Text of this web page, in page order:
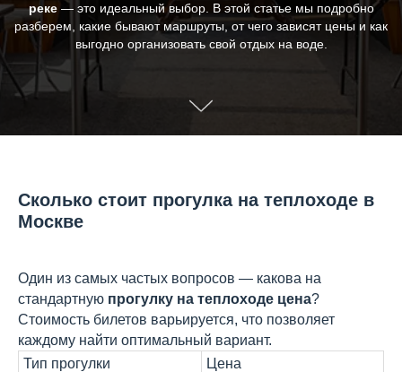
реке— это идеальный выбор. В этой статье мы подробно
разберем, какие бывают маршруты, от чего зависят цены и как
выгодно организовать свой отдых на воде.
Сколько стоит прогулка на теплоходе в
Москве
Один из самых частых вопросов — какова на
стандартную прогулку на теплоходе цена?
Стоимость билетов варьируется, что позволяет
каждому найти оптимальный вариант.
Тип прогулки
Цена